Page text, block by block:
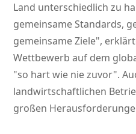
Land unterschiedlich zu
gemeinsame Standards,
gemeinsame Ziele ,
Wettbewerb auf dem
so hart wie nie zuvor .
landwirtschaftlichen
großen